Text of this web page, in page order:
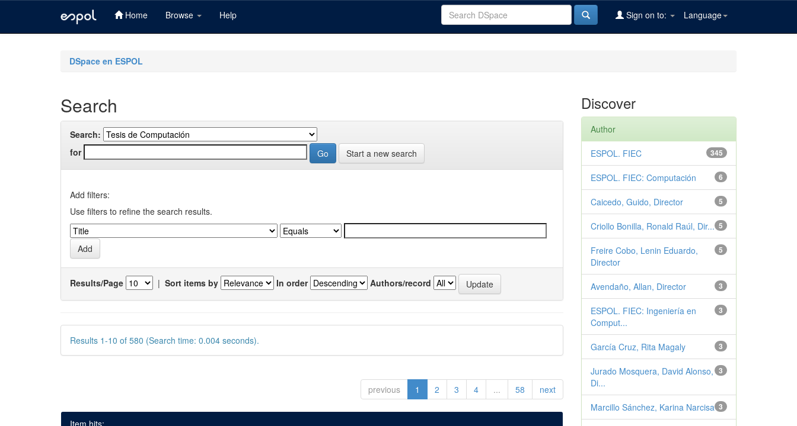
Home Browse Help Language
Sign on to:
DSpace en ESPOL
Search
Search:
for
Start a new search
Add filters:
Use filters to refine the search results.
Results/Page | Sort items by In order Authors/record
Results 1-10 of 580 (Search time: 0.004 seconds).
previous 1 2 3 4 ... 58 next
Item hits:
Discover
Author
345
ESPOL. FIEC
6
ESPOL. FIEC: Computación
5
Caicedo, Guido, Director
5
Criollo Bonilla, Ronald Raúl, Dir...
5
Freire Cobo, Lenin Eduardo,
Director
3
Avendaño, Allan, Director
3
ESPOL. FIEC: Ingeniería en
Comput...
3
García Cruz, Rita Magaly
3
Jurado Mosquera, David Alonso,
Di...
3
Marcillo Sánchez, Karina Narcisa